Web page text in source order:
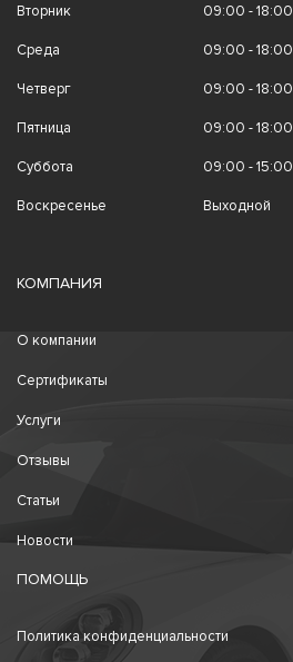
Вторник 09:00 - 18:00
Среда 09:00 - 18:00
Четверг 09:00 - 18:00
Пятница 09:00 - 18:00
Суббота 09:00 - 15:00
Воскресенье Выходной
КОМПАНИЯ
О компании
Сертификаты
Услуги
Отзывы
Статьи
Новости
ПОМОЩЬ
Политика конфиденциальности